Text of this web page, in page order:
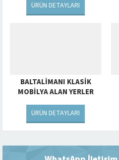
ÜRÜN DETAYLARI
BALTALIMANI KLASIK
MOBILYA ALAN YERLER
ÜRÜN DETAYLARI